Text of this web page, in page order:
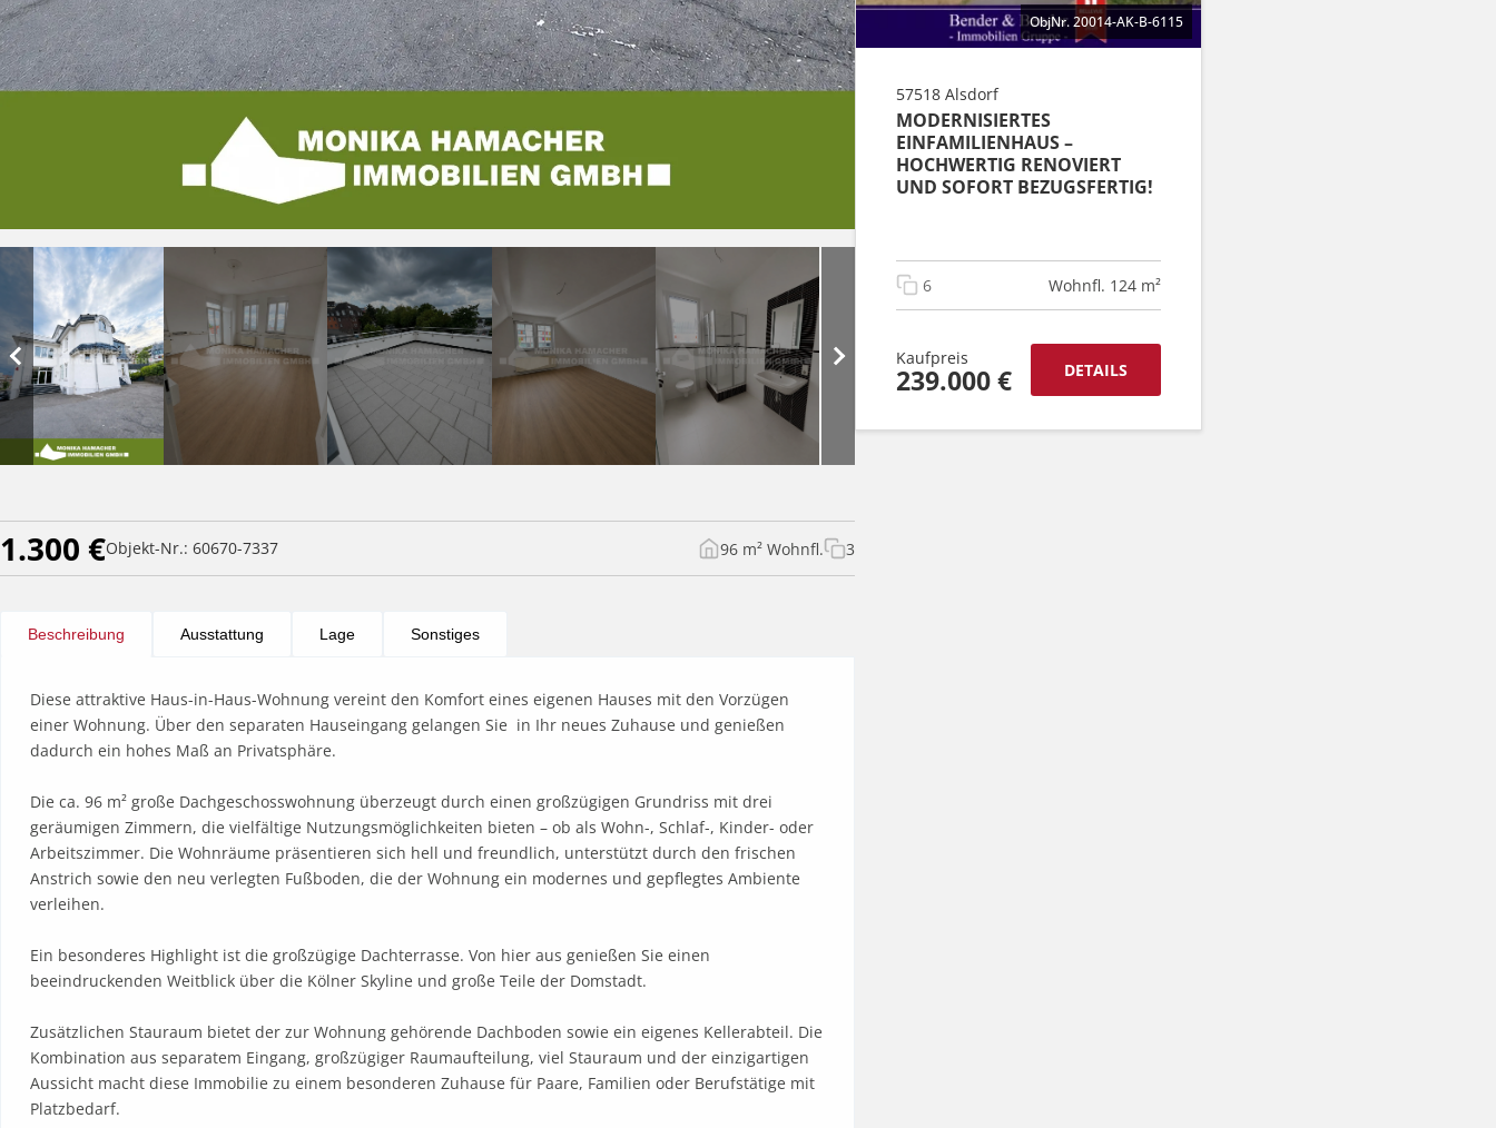
1.300 €Objekt-Nr.: 60670-7337 96 m² Wohnfl. 3
Beschreibung Ausstattung Lage Sonstiges
Diese attraktive Haus-in-Haus-Wohnung vereint den Komfort eines eigenen Hauses mit den Vorzügen
einer Wohnung. Über den separaten Hauseingang gelangen Sie  in Ihr neues Zuhause und genießen
dadurch ein hohes Maß an Privatsphäre.
Die ca. 96 m² große Dachgeschosswohnung überzeugt durch einen großzügigen Grundriss mit drei
geräumigen Zimmern, die vielfältige Nutzungsmöglichkeiten bieten – ob als Wohn-, Schlaf-, Kinder- oder
Arbeitszimmer. Die Wohnräume präsentieren sich hell und freundlich, unterstützt durch den frischen
Anstrich sowie den neu verlegten Fußboden, die der Wohnung ein modernes und gepflegtes Ambiente
verleihen.
Ein besonderes Highlight ist die großzügige Dachterrasse. Von hier aus genießen Sie einen
beeindruckenden Weitblick über die Kölner Skyline und große Teile der Domstadt.
Zusätzlichen Stauraum bietet der zur Wohnung gehörende Dachboden sowie ein eigenes Kellerabteil. Die
Kombination aus separatem Eingang, großzügiger Raumaufteilung, viel Stauraum und der einzigartigen
Aussicht macht diese Immobilie zu einem besonderen Zuhause für Paare, Familien oder Berufstätige mit
Platzbedarf.
ObjNr. 20014-AK-B-6115
57518 Alsdorf
MODERNISIERTES
EINFAMILIENHAUS –
HOCHWERTIG RENOVIERT
UND SOFORT BEZUGSFERTIG!
6 Wohnfl. 124 m²
Kaufpreis
239.000 € DETAILS